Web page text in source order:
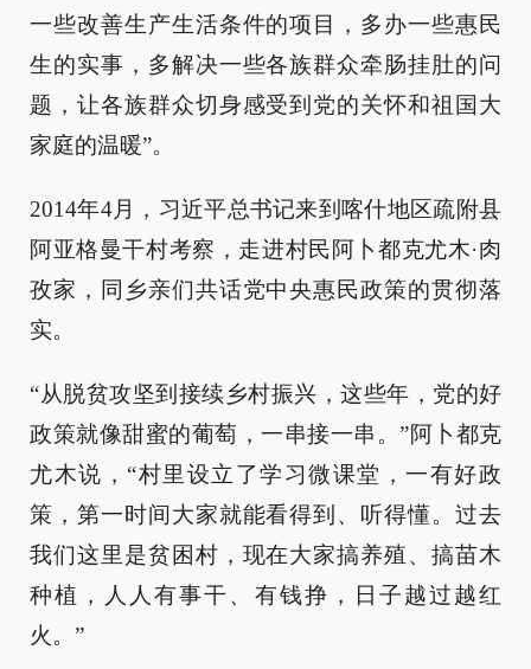
一些改善生产生活条件的项目，多办一些惠民
生的实事，多解决一些各族群众牵肠挂肚的问
题，让各族群众切身感受到党的关怀和祖国大
家庭的温暖”。
2014年4月，习近平总书记来到喀什地区疏附县
阿亚格曼干村考察，走进村民阿卜都克尤木·肉
孜家，同乡亲们共话党中央惠民政策的贯彻落
实。
“从脱贫攻坚到接续乡村振兴，这些年，党的好
政策就像甜蜜的葡萄，一串接一串。”阿卜都克
尤木说，“村里设立了学习微课堂，一有好政
策，第一时间大家就能看得到、听得懂。过去
我们这里是贫困村，现在大家搞养殖、搞苗木
种植，人人有事干、有钱挣，日子越过越红
火。”